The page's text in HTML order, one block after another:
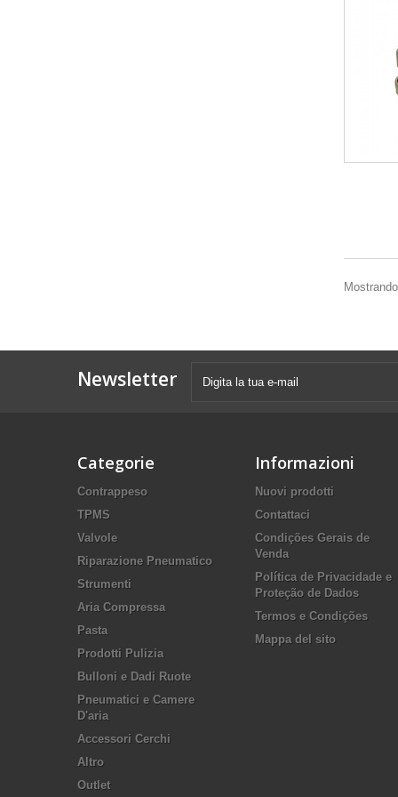
Newsletter
Categorie
Contrappeso
TPMS
Valvole
Riparazione Pneumatico
Strumenti
Aria Compressa
Pasta
Prodotti Pulizia
Bulloni e Dadi Ruote
Pneumatici e Camere
D'aria
Accessori Cerchi
Altro
Outlet
Informazioni
Nuovi prodotti
Contattaci
Condições Gerais de
Venda
Política de Privacidade e
Proteção de Dados
Termos e Condições
Mappa del sito